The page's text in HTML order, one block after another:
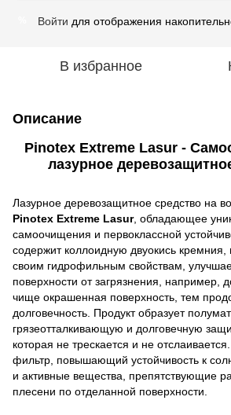
Войти для отображения
В избранное
Описание
Pinotex Extreme Lasur -
лазурное
Лазурное деревозащитное средство на
Pinotex Extreme Lasur, обладающее
самоочищения и первоклассной
содержит коллоидную двуокись кремния,
своим гидрофильным свойствам,
поверхности от загрязнения, например,
чище окрашенная поверхность, тем
долговечность. Продукт образует
грязеотталкивающую и долговечную
которая не трескается и не
фильтр, повышающий устойчивость к
и активные вещества, препятствующие
плесени по отделанной поверхности.